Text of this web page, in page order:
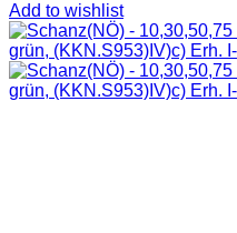
Add to wishlist